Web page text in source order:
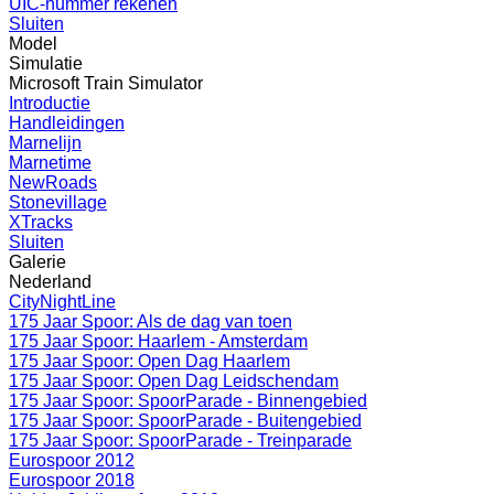
UIC-nummer rekenen
Sluiten
Model
Simulatie
Microsoft Train Simulator
Introductie
Handleidingen
Marnelijn
Marnetime
NewRoads
Stonevillage
XTracks
Sluiten
Galerie
Nederland
CityNightLine
175 Jaar Spoor: Als de dag van toen
175 Jaar Spoor: Haarlem - Amsterdam
175 Jaar Spoor: Open Dag Haarlem
175 Jaar Spoor: Open Dag Leidschendam
175 Jaar Spoor: SpoorParade - Binnengebied
175 Jaar Spoor: SpoorParade - Buitengebied
175 Jaar Spoor: SpoorParade - Treinparade
Eurospoor 2012
Eurospoor 2018